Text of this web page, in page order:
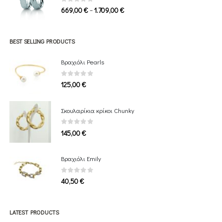
0 out of 5
669,00€–1.709,00€Price
BEST SELLING PRODUCTS
Βραχιόλι Pearls
0out of 5
125,00€
Σκουλαρίκια κρίκοι Chunky
0 out of 5
145,00€
Bραχιόλι Emily
0out of 5
40,50€
LATEST PRODUCTS